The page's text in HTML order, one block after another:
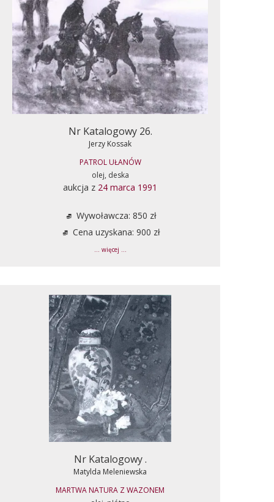
Nr Katalogowy 26.
Jerzy Kossak
PATROL UŁANÓW
olej, deska
aukcja z 24 marca 1991
Wywoławcza: 850 zł
Cena uzyskana: 900 zł
... więcej ...
Nr Katalogowy .
Matylda Meleniewska
MARTWA NATURA Z WAZONEM